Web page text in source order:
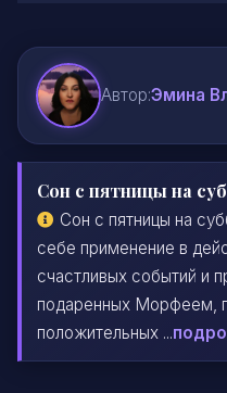
Автор:Эмина
Сон с пятницы на
Сон с пятницы на
себе применение в
счастливых событий и
подаренных Морфеем,
положительных ...